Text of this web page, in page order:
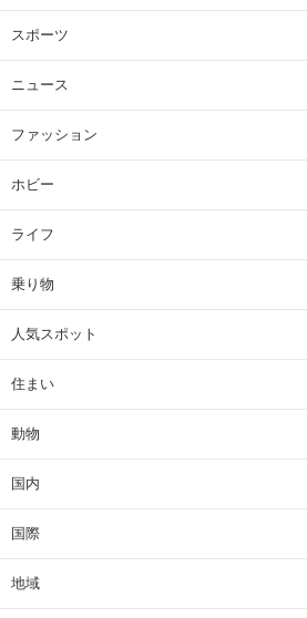
スポーツ
ニュース
ファッション
ホビー
ライフ
乗り物
人気スポット
住まい
動物
国内
国際
地域